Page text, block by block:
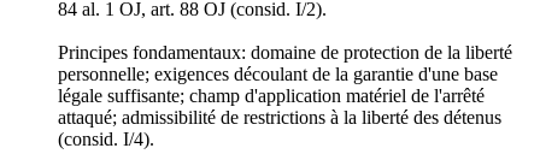
84 al. 1 OJ, art. 88 OJ (consid. I/2).
Principes fondamentaux: domaine de protection de la liberté
personnelle; exigences découlant de la garantie d'une base
légale suffisante; champ d'application matériel de l'arrêté
attaqué; admissibilité de restrictions à la liberté des détenus
(consid. I/4).